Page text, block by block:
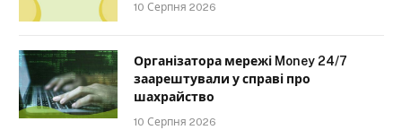
10 Серпня 2026
Організатора мережі Money 24/7
заарештували у справі про
шахрайство
10 Серпня 2026